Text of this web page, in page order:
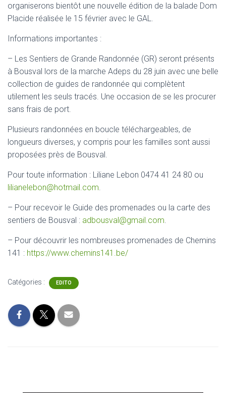
organiserons bientôt une nouvelle édition de la balade Dom
Placide réalisée le 15 février avec le GAL.
Informations importantes :
– Les Sentiers de Grande Randonnée (GR) seront présents
à Bousval lors de la marche Adeps du 28 juin avec une belle
collection de guides de randonnée qui complètent
utilement les seuls tracés. Une occasion de se les procurer
sans frais de port.
Plusieurs randonnées en boucle téléchargeables, de
longueurs diverses, y compris pour les familles sont aussi
proposées près de Bousval.
Pour toute information : Liliane Lebon 0474 41 24 80 ou
lilianelebon@hotmail.com.
– Pour recevoir le Guide des promenades ou la carte des
sentiers de Bousval : adbousval@gmail.com.
– Pour découvrir les nombreuses promenades de Chemins
141 : https://www.chemins141.be/
Catégories : EDITO